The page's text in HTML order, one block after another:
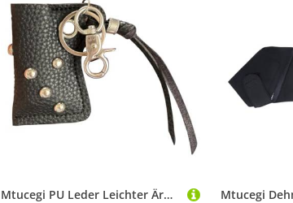
Mtucegi PU Leder Leichter Ärmel Schlüsselbund Hanging Dekoration Taille Kordschlüsselhalter Taschenschutz Für Wandercamping Taschenschütze